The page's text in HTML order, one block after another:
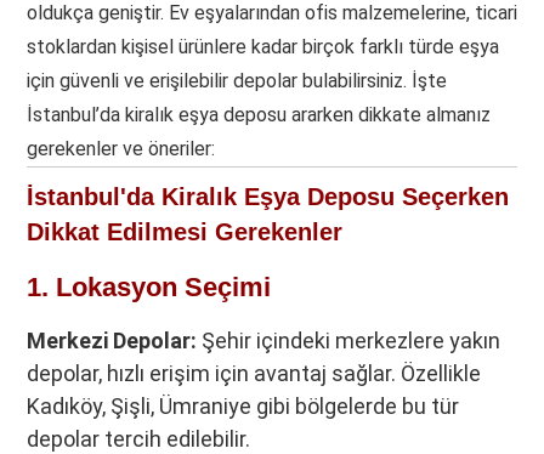
oldukça geniştir. Ev eşyalarından ofis malzemelerine, ticari
stoklardan kişisel ürünlere kadar birçok farklı türde eşya
için güvenli ve erişilebilir depolar bulabilirsiniz. İşte
İstanbul’da kiralık eşya deposu ararken dikkate almanız
gerekenler ve öneriler:
İstanbul'da Kiralık Eşya Deposu Seçerken
Dikkat Edilmesi Gerekenler
1. Lokasyon Seçimi
Merkezi Depolar: Şehir içindeki merkezlere yakın
depolar, hızlı erişim için avantaj sağlar. Özellikle
Kadıköy, Şişli, Ümraniye gibi bölgelerde bu tür
depolar tercih edilebilir.